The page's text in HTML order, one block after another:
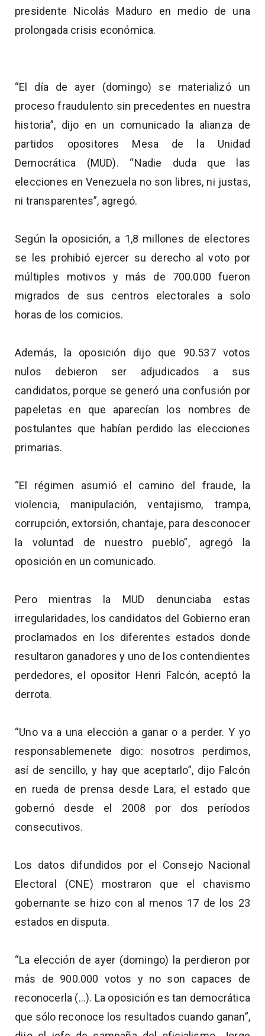
presidente Nicolás Maduro en medio de una
prolongada crisis económica.
“El día de ayer (domingo) se materializó un
proceso fraudulento sin precedentes en nuestra
historia”, dijo en un comunicado la alianza de
partidos opositores Mesa de la Unidad
Democrática (MUD). “Nadie duda que las
elecciones en Venezuela no son libres, ni justas,
ni transparentes”, agregó.
Según la oposición, a 1,8 millones de electores
se les prohibió ejercer su derecho al voto por
múltiples motivos y más de 700.000 fueron
migrados de sus centros electorales a solo
horas de los comicios.
Además, la oposición dijo que 90.537 votos
nulos debieron ser adjudicados a sus
candidatos, porque se generó una confusión por
papeletas en que aparecían los nombres de
postulantes que habían perdido las elecciones
primarias.
“El régimen asumió el camino del fraude, la
violencia, manipulación, ventajismo, trampa,
corrupción, extorsión, chantaje, para desconocer
la voluntad de nuestro pueblo”, agregó la
oposición en un comunicado.
Pero mientras la MUD denunciaba estas
irregularidades, los candidatos del Gobierno eran
proclamados en los diferentes estados donde
resultaron ganadores y uno de los contendientes
perdedores, el opositor Henri Falcón, aceptó la
derrota.
“Uno va a una elección a ganar o a perder. Y yo
responsablemenete digo: nosotros perdimos,
así de sencillo, y hay que aceptarlo”, dijo Falcón
en rueda de prensa desde Lara, el estado que
gobernó desde el 2008 por dos períodos
consecutivos.
Los datos difundidos por el Consejo Nacional
Electoral (CNE) mostraron que el chavismo
gobernante se hizo con al menos 17 de los 23
estados en disputa.
“La elección de ayer (domingo) la perdieron por
más de 900.000 votos y no son capaces de
reconocerla (...). La oposición es tan democrática
que sólo reconoce los resultados cuando ganan”,